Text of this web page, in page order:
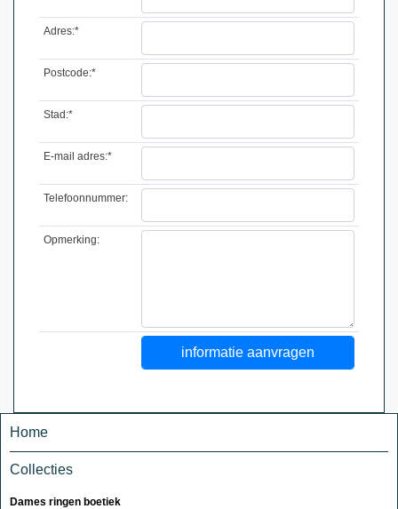
Adres:*
Postcode:*
Stad:*
E-mail adres:*
Telefoonnummer:
Opmerking:
Home
Collecties
Dames ringen boetiek